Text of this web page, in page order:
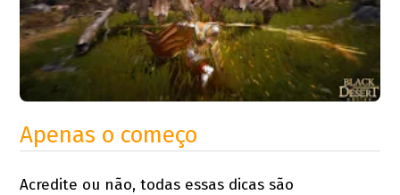
Apenas o começo
Acredite ou não, todas essas dicas são